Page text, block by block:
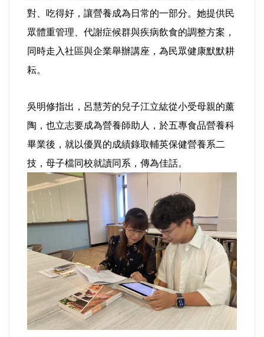
旅館/民宿
好人好事/人物介紹
對、吃得好，讓營養成為日常的一部分。她提供民
眾體重管理、代謝症候群與疾病飲食的調整方案，
同時走入社區與企業舉辦講座，為民眾健康默默耕
耘。
吳明修指出，呂慧芳的兒子江立紘從小受母親的薰
陶，也立志要成為營養師助人，於五專食品營養科
畢業後，就以優異的成績錄取輔英保健營養系二
技，母子檔同校就讀同系，傳為佳話。